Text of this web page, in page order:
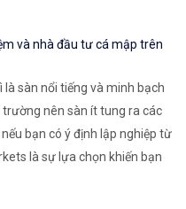
và nhà đầu tư cá mập trên
là sàn nổi tiếng và minh bạch
nên sàn ít tung ra các
bạn có ý định lập nghiệp từ
là sự lựa chọn khiến bạn